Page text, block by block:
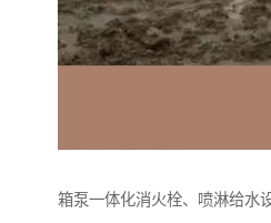
箱泵一体化消火栓、喷淋给水